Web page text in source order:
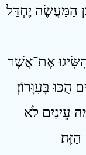
הַמַּעֲשֶׂה יֶחְדַּל
אֶת־אֲשֶׁר
הֻכּוּ בָּעִוָּרוֹן׃
עֵינַיִם לֹא